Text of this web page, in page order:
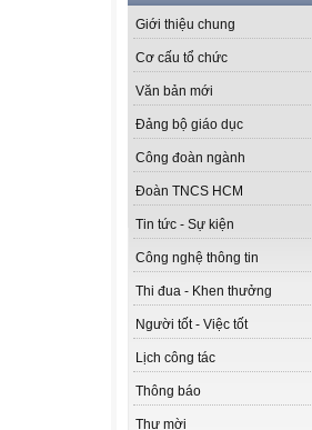
Giới thiệu chung
Cơ cấu tổ chức
Văn bản mới
Đảng bộ giáo dục
Công đoàn ngành
Đoàn TNCS HCM
Tin tức - Sự kiện
Công nghệ thông tin
Thi đua - Khen thưởng
Người tốt - Việc tốt
Lịch công tác
Thông báo
Thư mời